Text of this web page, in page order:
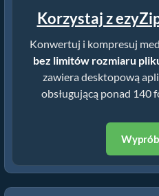
Korzystaj z
Konwertuj i kompresuj
bez limitów rozmiaru
zawiera desktopową
obsługującą ponad 140